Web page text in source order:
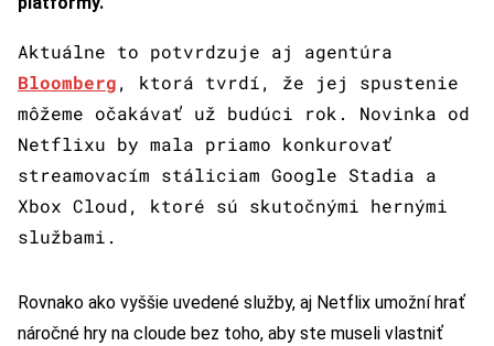
Aktuálne to potvrdzuje aj agentúra
Bloomberg, ktorá tvrdí, že jej spustenie
môžeme očakávať už budúci rok. Novinka od
Netflixu by mala priamo konkurovať
streamovacím stáliciam Google Stadia a
Xbox Cloud, ktoré sú skutočnými hernými
službami.
Rovnako ako vyššie uvedené služby, aj Netflix umožní hrať
náročné hry na cloude bez toho, aby ste museli vlastniť